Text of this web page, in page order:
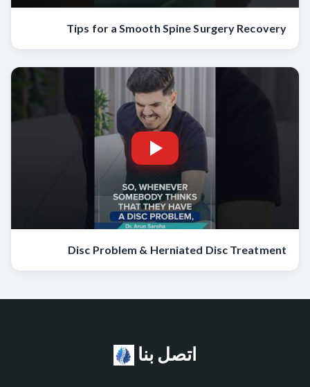
Tips for a Smooth Spine Surgery Recovery
Disc Problem & Herniated Disc Treatment
اتصل بنا